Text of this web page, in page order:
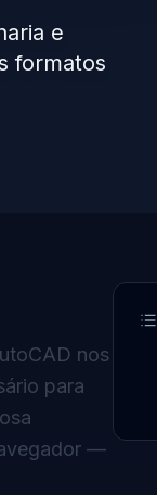
e
formatos
nos
para
—